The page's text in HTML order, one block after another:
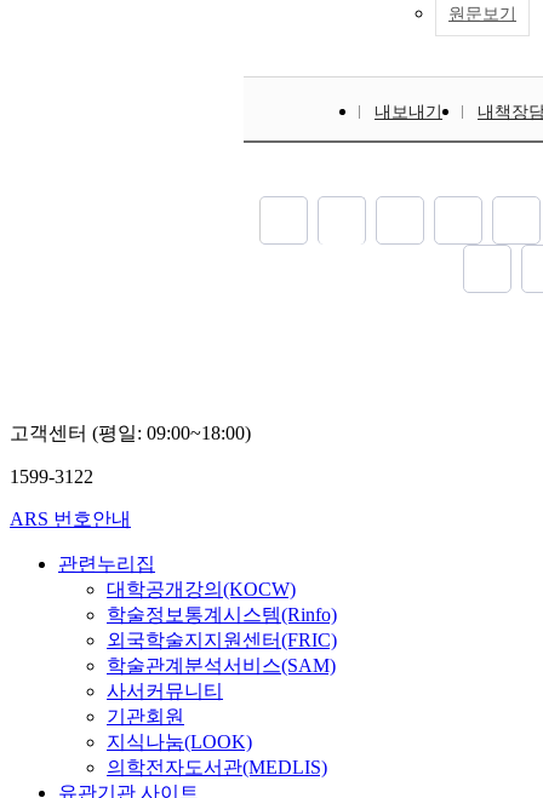
원문보기
내보내기 내책장
고객센터 (평일: 09:00~18:00)
1599-3122
ARS 번호안내
관련누리집
대학공개강의(KOCW)
학술정보통계시스템(Rinfo)
외국학술지지원센터(FRIC)
학술관계분석서비스(SAM)
사서커뮤니티
기관회원
지식나눔(LOOK)
의학전자도서관(MEDLIS)
유관기관 사이트